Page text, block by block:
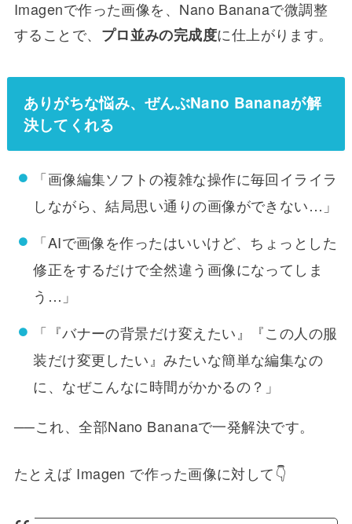
Imagenで作った画像を、Nano Bananaで微調整
することで、 プロ並みの完成度に仕上がります。
ありがちな悩み、ぜんぶNano Bananaが解
決してくれる
「画像編集ソフトの複雑な操作に毎回イライラ
しながら、結局思い通りの画像ができない…」
「AIで画像を作ったはいいけど、ちょっとした
修正をするだけで全然違う画像になってしま
う…」
「『バナーの背景だけ変えたい』『この人の服
装だけ変更したい』みたいな簡単な編集なの
に、なぜこんなに時間がかかるの？」
──これ、全部Nano Bananaで一発解決です。
たとえば Imagen で作った画像に対して👇